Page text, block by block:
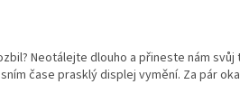
Neotálejte dlouho a přineste nám svůj
čase prasklý displej vymění. Za pár